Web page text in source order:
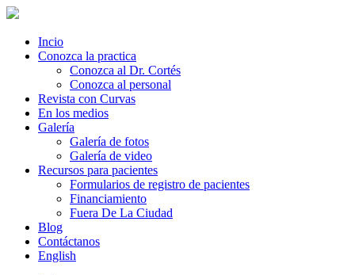
Incio
Conozca la practica
Conozca al Dr. Cortés
Conozca al personal
Revista con Curvas
En los medios
Galería
Galería de fotos
Galería de video
Recursos para pacientes
Formularios de registro de pacientes
Financiamiento
Fuera De La Ciudad
Blog
Contáctanos
English